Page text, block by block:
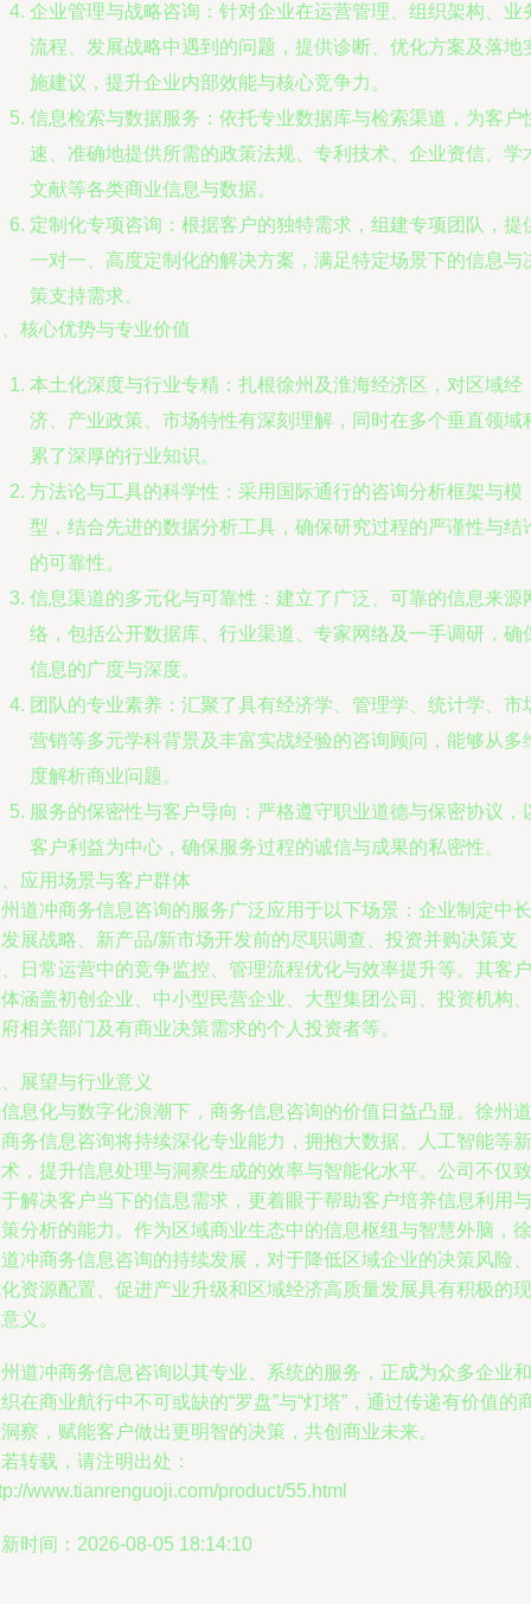
企业管理与战略咨询：针对企业在运营管理、组织架构、业
流程、发展战略中遇到的问题，提供诊断、优化方案及落地
施建议，提升企业内部效能与核心竞争力。
信息检索与数据服务：依托专业数据库与检索渠道，为客户
速、准确地提供所需的政策法规、专利技术、企业资信、学
文献等各类商业信息与数据。
定制化专项咨询：根据客户的独特需求，组建专项团队，提
一对一、高度定制化的解决方案，满足特定场景下的信息与
策支持需求。
核心优势与专业价值
本土化深度与行业专精：扎根徐州及淮海经济区，对区域经
济、产业政策、市场特性有深刻理解，同时在多个垂直领域
累了深厚的行业知识。
方法论与工具的科学性：采用国际通行的咨询分析框架与模
型，结合先进的数据分析工具，确保研究过程的严谨性与结
的可靠性。
信息渠道的多元化与可靠性：建立了广泛、可靠的信息来源
络，包括公开数据库、行业渠道、专家网络及一手调研，确
信息的广度与深度。
团队的专业素养：汇聚了具有经济学、管理学、统计学、市
营销等多元学科背景及丰富实战经验的咨询顾问，能够从多
度解析商业问题。
服务的保密性与客户导向：严格遵守职业道德与保密协议，
客户利益为中心，确保服务过程的诚信与成果的私密性。
应用场景与客户群体
道冲商务信息咨询的服务广泛应用于以下场景：企业制定中长
展战略、新产品/新市场开发前的尽职调查、投资并购决策支
日常运营中的竞争监控、管理流程优化与效率提升等。其客户
涵盖初创企业、中小型民营企业、大型集团公司、投资机构、
相关部门及有商业决策需求的个人投资者等。
展望与行业意义
息化与数字化浪潮下，商务信息咨询的价值日益凸显。徐州道
务信息咨询将持续深化专业能力，拥抱大数据、人工智能等新
，提升信息处理与洞察生成的效率与智能化水平。公司不仅致
解决客户当下的信息需求，更着眼于帮助客户培养信息利用与
分析的能力。作为区域商业生态中的信息枢纽与智慧外脑，徐
冲商务信息咨询的持续发展，对于降低区域企业的决策风险、
资源配置、促进产业升级和区域经济高质量发展具有积极的现
义。
道冲商务信息咨询以其专业、系统的服务，正成为众多企业和
在商业航行中不可或缺的“罗盘”与“灯塔”，通过传递有价值的
察，赋能客户做出更明智的决策，共创商业未来。
转载，请注明出处：
www.tianrenguoji.com/product/55.html
时间：2026-08-05 18:14:10